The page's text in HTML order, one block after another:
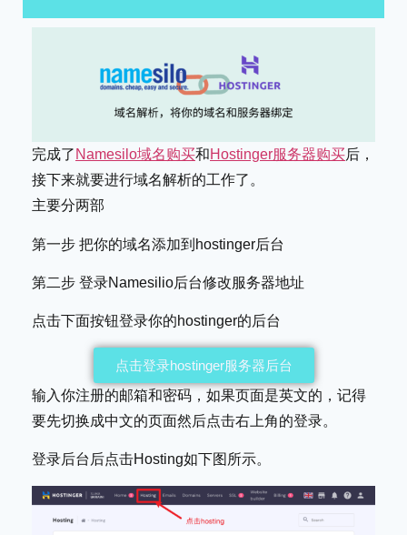
完成了 Namesilo域名购买和Hostinger服务器购买后，
接下来就要进行域名解析的工作了。
主要分两部
第一步 把你的域名添加到hostinger后台
第二步 登录Namesilio后台修改服务器地址
点击下面按钮登录你的hostinger的后台
点击登录hostinger服务器后台
输入你注册的邮箱和密码，如果页面是英文的，记得
要先切换成中文的页面然后点击右上角的登录。
登录后台后点击Hosting如下图所示。